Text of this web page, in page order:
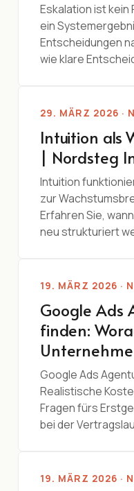
Eskalation ist
ein
Entscheidungen
wie klare
29. MÄRZ 2026 ·
Intuition als
| Nordsteg
Intuition
zur
Erfahren Sie,
neu strukturiert
19. MÄRZ 2026 ·
Google Ads
finden:
Google Ads
Realistische
Fragen fürs
bei der
19. MÄRZ 2026 ·